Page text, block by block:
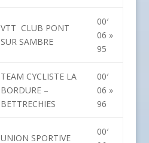
VTT CLUB PONT
SUR SAMBRE
00′
06 »
95
TEAM CYCLISTE LA
BORDURE –
BETTRECHIES
00′
06 »
96
UNION SPORTIVE
00′